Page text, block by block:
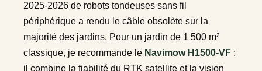
2025-2026 de robots tondeuses sans fil
périphérique a rendu le câble obsolète sur la
majorité des jardins. Pour un jardin de 1 500 m²
classique, je recommande le Navimow H1500-VF :
il combine la fiabilité du RTK satellite et la vision